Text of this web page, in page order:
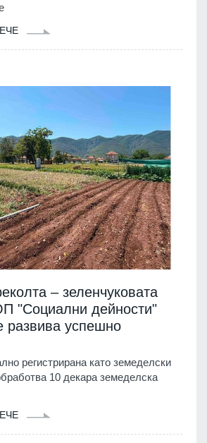
– зеленчуковата
"Социални дейности"
развива успешно
регистрирана като земеделски
10 декара земеделска